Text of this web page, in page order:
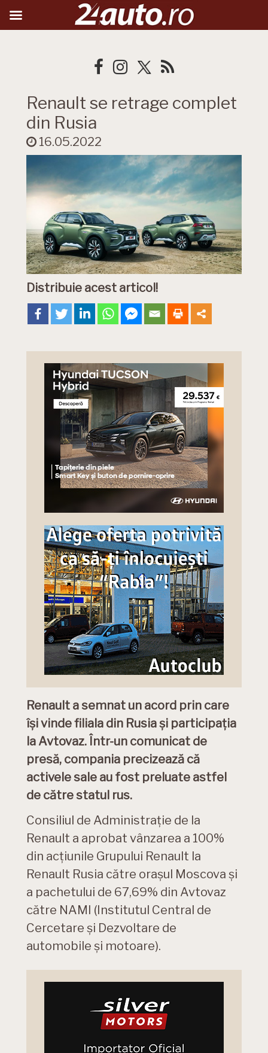
Renault se retrage complet
din Rusia
16.05.2022
Distribuie acest articol!
Renault a semnat un acord prin care
își vinde filiala din Rusia și participația
la Avtovaz. Într-un comunicat de
presă, compania precizează că
activele sale au fost preluate astfel
de către statul rus.
Consiliul de Administrație de la
Renault a aprobat vânzarea a 100%
din acțiunile Grupului Renault la
Renault Rusia către orașul Moscova și
a pachetului de 67,69% din Avtovaz
către NAMI (Institutul Central de
Cercetare și Dezvoltare de
automobile și motoare).